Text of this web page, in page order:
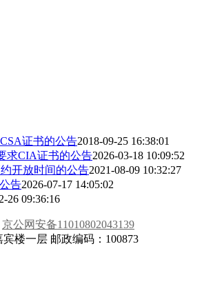
证书的公告2018-09-25 16:38:01
求CIA证书的公告2026-03-18 10:09:52
开放时间的公告2021-08-09 10:32:27
告2026-07-17 14:05:02
26 09:36:16
京公网安备11010802043139
楼一层 邮政编码：100873